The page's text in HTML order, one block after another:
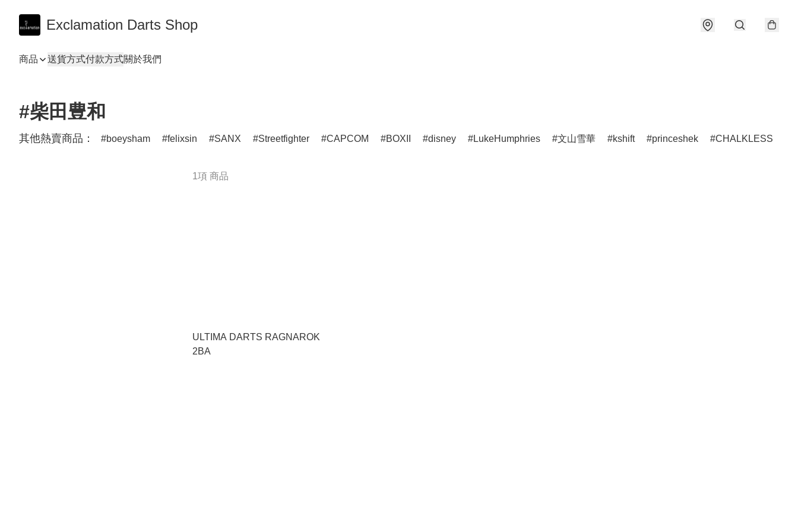
Exclamation Darts Shop
商品 送貨方式付款方式關於我們
#柴田豊和
其他熱賣商品： boeysham felixsin SANX Streetfighter CAPCOM BOXII disney LukeHumphries 文山雪華 kshift princeshek CHALKLESS
1項 商品
ULTIMA DARTS RAGNAROK
2BA